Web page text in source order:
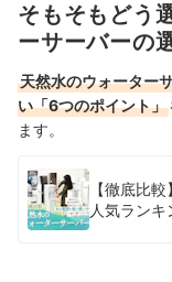
そもそもどう
ーサーバーの
天然水のウォーター
い「6つのポイント」
ます。
【徹底比
人気ランキ